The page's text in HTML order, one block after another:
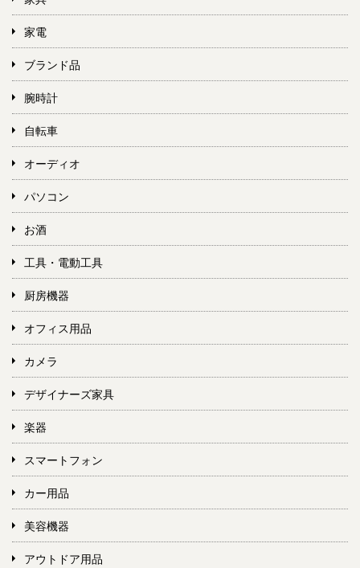
家電
ブランド品
腕時計
自転車
オーディオ
パソコン
お酒
工具・電動工具
厨房機器
オフィス用品
カメラ
デザイナーズ家具
楽器
スマートフォン
カー用品
美容機器
アウトドア用品